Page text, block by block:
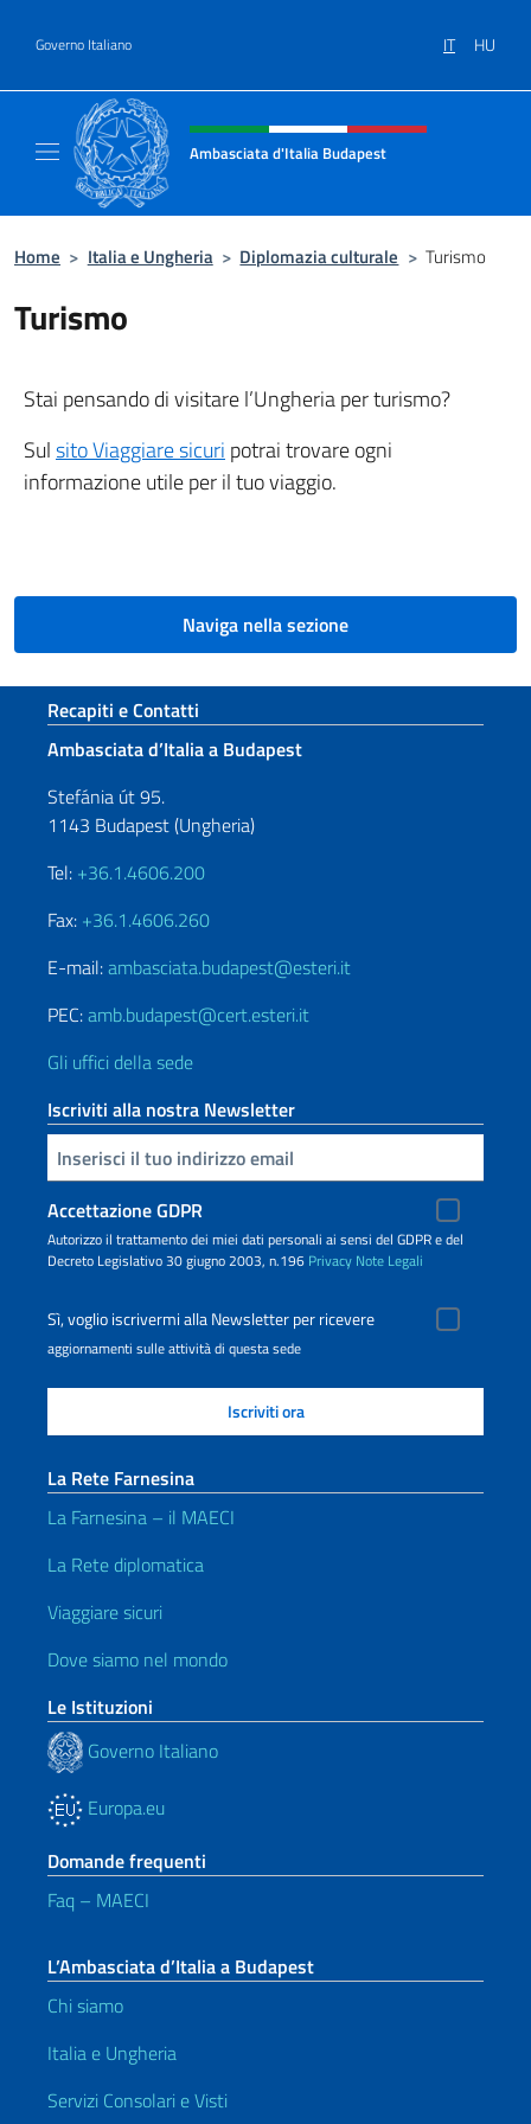
Governo Italiano IT HU
Intestazione sito, social e menù
Ambasciata d'Italia Budapest
Home > Italia e Ungheria > Diplomazia culturale > Turismo
Turismo
Stai pensando di visitare l’Ungheria per turismo?
Sulsito Viaggiare sicuri potrai trovare ogni
informazione utile per il tuo viaggio.
Naviga nella sezione
Sezione footer
Recapiti e Contatti
Ambasciata d’Italia a Budapest
Stefánia út 95.
1143 Budapest (Ungheria)
Tel: +36.1.4606.200
Fax: +36.1.4606.260
E-mail:ambasciata.budapest@esteri.it
PEC:amb.budapest@cert.esteri.it
Gli uffici della sede
Iscriviti alla nostra Newsletter
Inserisci la tua email
Accettazione GDPR
Autorizzo il trattamento dei miei dati personali ai sensi del GDPR e del
Decreto Legislativo 30 giugno 2003, n.196 Privacy Note Legali
Sì, voglio iscrivermi alla Newsletter per ricevere
aggiornamenti sulle attività di questa sede
La Rete Farnesina
La Farnesina – il MAECI
La Rete diplomatica
Viaggiare sicuri
Dove siamo nel mondo
Le Istituzioni
Governo Italiano
Europa.eu
Domande frequenti
Faq – MAECI
L’Ambasciata d’Italia a Budapest
Chi siamo
Italia e Ungheria
Servizi Consolari e Visti